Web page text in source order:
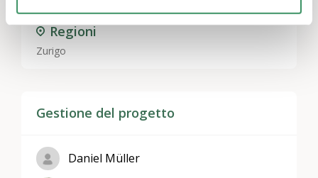
Regioni
Zurigo
Gestione del progetto
Daniel Müller